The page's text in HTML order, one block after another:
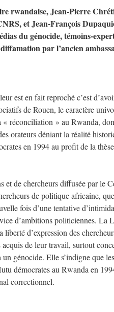
rwandaise, Jean-Pierre
et Jean-François
du génocide, témoins-
par l’ancien
est en fait reproché c’est
de Rouen, le caractère
« réconciliation » au Rwanda,
orateurs déniant la réalité
en 1994 au profit de la
de chercheurs diffusée par le
de politique africaine,
fois d’une tentative
d’ambitions politiciennes. La
d’expression des
de leur travail, surtout
génocide. Elle s’indigne que
démocrates au Rwanda en
correctionnel.